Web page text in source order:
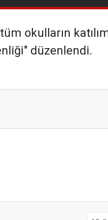
okulların
düzenlendi.